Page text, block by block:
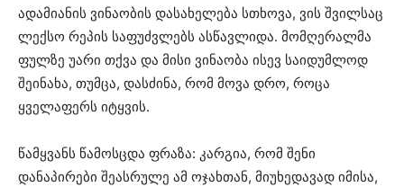
ადამიანის ვინაობის დასახელება სთხოვა, ვის შვილსაც
ლექსო რეპის საფუძვლებს ასწავლიდა. მომღერალმა
ფულზე უარი თქვა და მისი ვინაობა ისევ საიდუმლოდ
შეინახა, თუმცა, დასძინა, რომ მოვა დრო, როცა
ყველაფერს იტყვის.
წამყვანს წამოსცდა ფრაზა: კარგია, რომ შენი
დანაპირები შეასრულე ამ ოჯახთან, მიუხედავად იმისა,